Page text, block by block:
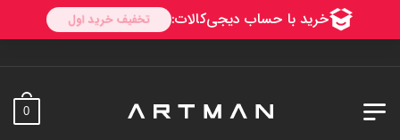
0